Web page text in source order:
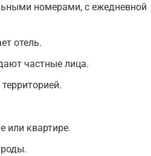
номерами, с ежедневной
отель.
частные лица.
или квартире.